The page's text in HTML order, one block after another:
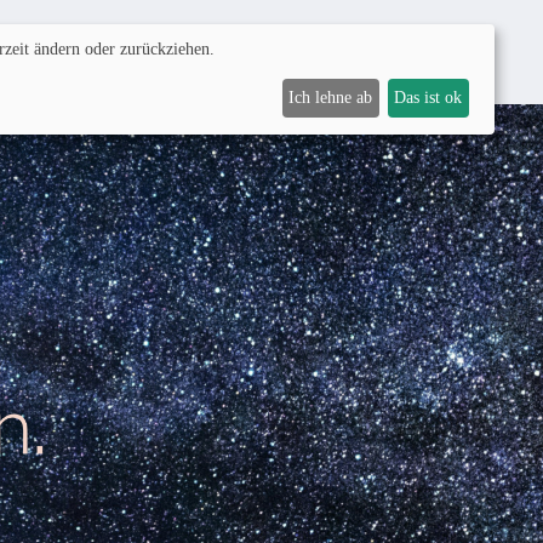
Community Spenden
ändern oder zurückziehen.
Ich lehne ab Das ist ok